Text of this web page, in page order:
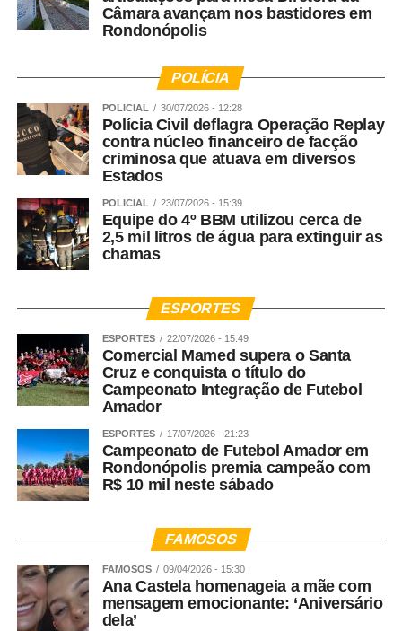
Câmara avançam nos bastidores em
Rondonópolis
POLÍCIA
POLICIAL 30/07/2026 - 12:28
Polícia Civil deflagra Operação Replay
contra núcleo financeiro de facção
criminosa que atuava em diversos
Estados
POLICIAL 23/07/2026 - 15:39
Equipe do 4º BBM utilizou cerca de
2,5 mil litros de água para extinguir as
chamas
ESPORTES
ESPORTES 22/07/2026 - 15:49
Comercial Mamed supera o Santa
Cruz e conquista o título do
Campeonato Integração de Futebol
Amador
ESPORTES 17/07/2026 - 21:23
Campeonato de Futebol Amador em
Rondonópolis premia campeão com
R$ 10 mil neste sábado
FAMOSOS
FAMOSOS 09/04/2026 - 15:30
Ana Castela homenageia a mãe com
mensagem emocionante: ‘Aniversário
dela’